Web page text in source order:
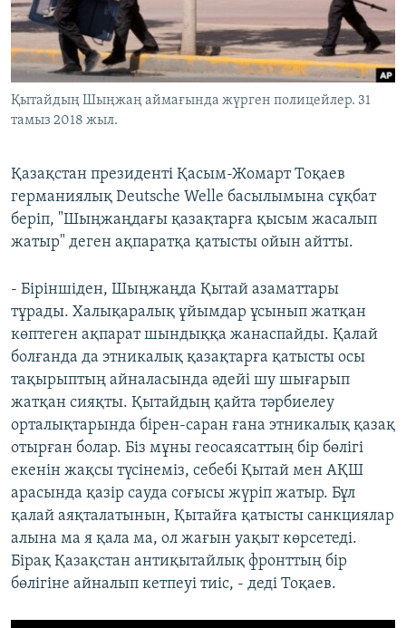
ЖАЗЫЛЫҢЫЗ
Басқа тілдерде
Қытайдың Шыңжаң аймағында жүрген полицейлер. 31
тамыз 2018 жыл.
Қазақстан президенті Қасым-Жомарт Тоқаев
германиялық Deutsche Welle басылымына сұқбат
беріп, "Шыңжаңдағы қазақтарға қысым жасалып
жатыр" деген ақпаратқа қатысты ойын айтты.
- Біріншіден, Шыңжаңда Қытай азаматтары
тұрады. Халықаралық ұйымдар ұсынып жатқан
көптеген ақпарат шындыққа жанаспайды. Қалай
болғанда да этникалық қазақтарға қатысты осы
тақырыптың айналасында әдейі шу шығарып
жатқан сияқты. Қытайдың қайта тәрбиелеу
орталықтарында бірен-саран ғана этникалық қазақ
отырған болар. Біз мұны геосаясаттың бір бөлігі
екенін жақсы түсінеміз, себебі Қытай мен АҚШ
арасында қазір сауда соғысы жүріп жатыр. Бұл
қалай аяқталатынын, Қытайға қатысты санкциялар
алына ма я қала ма, ол жағын уақыт көрсетеді.
Бірақ Қазақстан антиқытайлық фронттың бір
бөлігіне айналып кетпеуі тиіс, - деді Тоқаев.